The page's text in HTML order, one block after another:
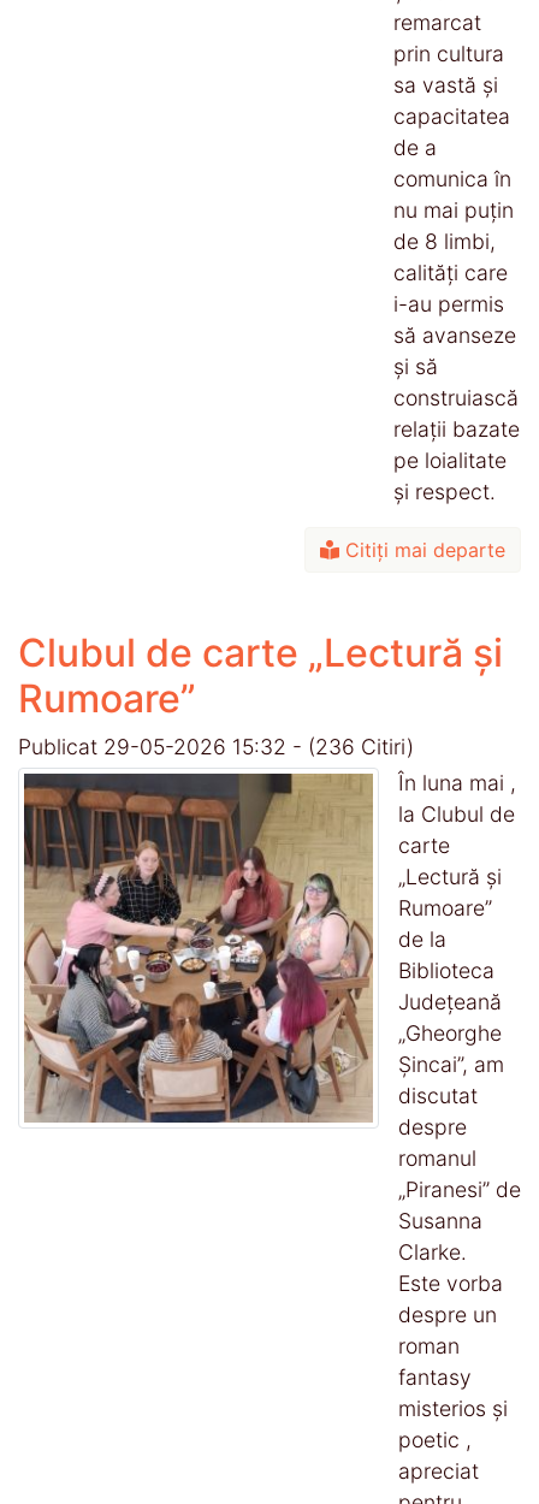
remarcat
prin cultura
sa vastă și
capacitatea
de a
comunica în
nu mai puțin
de 8 limbi,
calități care
i-au permis
să avanseze
și să
construiască
relații bazate
pe loialitate
și respect.
Citiți mai departe
Clubul de carte „Lectură și
Rumoare”
Publicat 29-05-2026 15:32 - (236 Citiri)
În luna mai ,
la Clubul de
carte
„Lectură și
Rumoare”
de la
Biblioteca
Județeană
„Gheorghe
Șincai”, am
discutat
despre
romanul
„Piranesi” de
Susanna
Clarke.
Este vorba
despre un
roman
fantasy
misterios și
poetic ,
apreciat